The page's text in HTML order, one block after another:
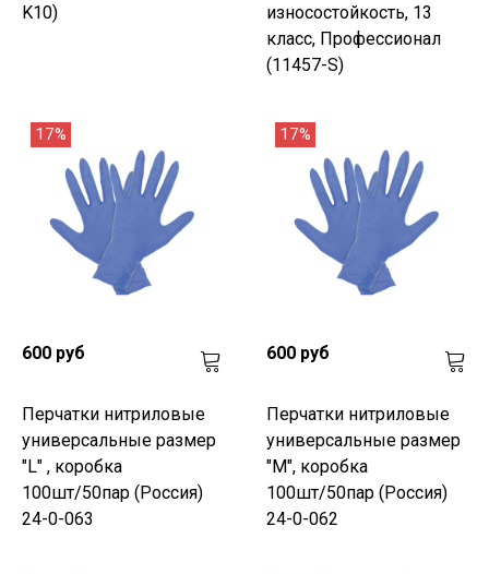
K10)
износостойкость, 13
класс, Профессионал
(11457-S)
17%
600 руб
Перчатки нитриловые
универсальные размер
"L" , коробка
100шт/50пар (Россия)
24-0-063
17%
600 руб
Перчатки нитриловые
универсальные размер
"M", коробка
100шт/50пар (Россия)
24-0-062